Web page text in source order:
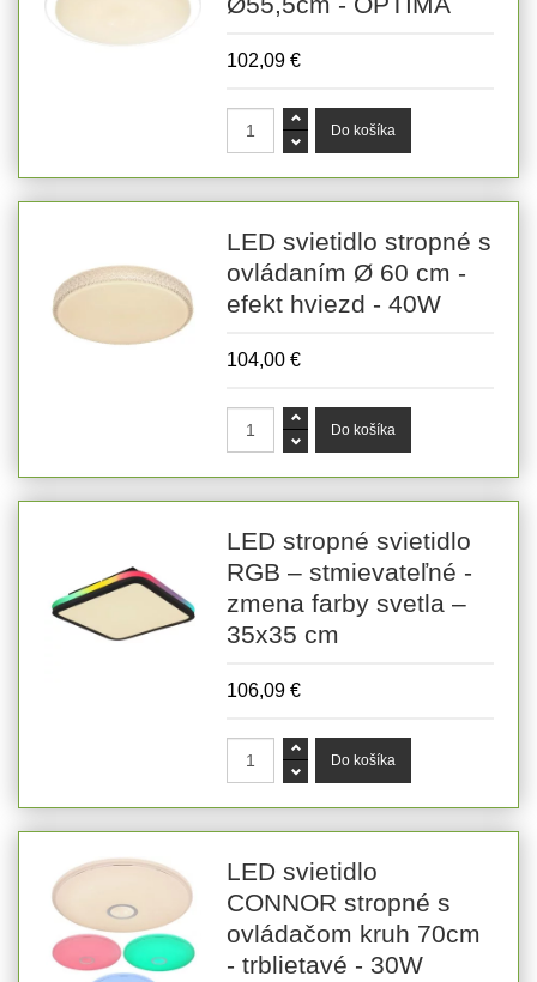
102,09 €
LED svietidlo stropné s
ovládaním Ø 60 cm -
efekt hviezd - 40W
104,00 €
LED stropné svietidlo
RGB – stmievateľné -
zmena farby svetla –
35x35 cm
106,09 €
LED svietidlo
CONNOR stropné s
ovládačom kruh 70cm
- trblietavé - 30W